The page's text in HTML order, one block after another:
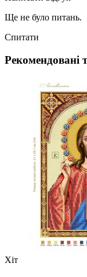
Ще не було питань.
Спитати
Рекомендовані
Хіт